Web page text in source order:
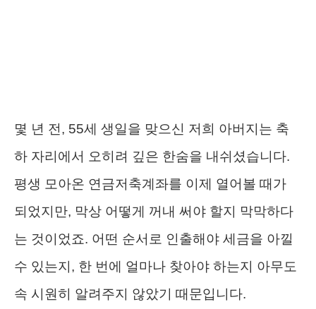
몇 년 전, 55세 생일을 맞으신 저희 아버지는 축
하 자리에서 오히려 깊은 한숨을 내쉬셨습니다.
평생 모아온 연금저축계좌를 이제 열어볼 때가
되었지만, 막상 어떻게 꺼내 써야 할지 막막하다
는 것이었죠. 어떤 순서로 인출해야 세금을 아낄
수 있는지, 한 번에 얼마나 찾아야 하는지 아무도
속 시원히 알려주지 않았기 때문입니다.